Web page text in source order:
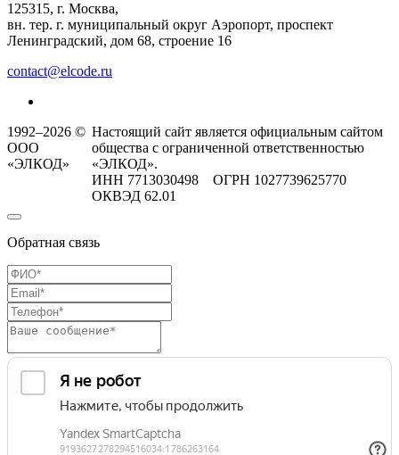
125315, г. Москва,
вн. тер. г. муниципальный округ Аэропорт, проспект
Ленинградский, дом 68, строение 16
contact@elcode.ru
1992–2026 ©
ООО
«ЭЛКОД»
Настоящий сайт является официальным сайтом
общества с ограниченной ответственностью
«ЭЛКОД».
ИНН 7713030498 ОГРН 1027739625770
ОКВЭД 62.01
Обратная связь